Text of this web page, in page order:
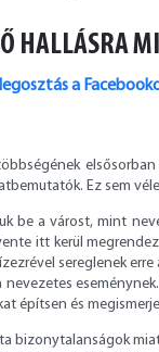
HALLÁSRA
a
Ez sem
be a várost, mint
itt kerül
sereglenek
építsen és
bizonytalanságok